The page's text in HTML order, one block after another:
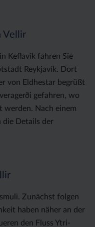
Vellir
Keflavík fahren Sie
Reykjavík. Dort
von Eldhestar begrüßt
gefahren, wo
werden. Nach einem
die Details der
Zunächst folgen
haben näher an der
den Fluss Ytri-